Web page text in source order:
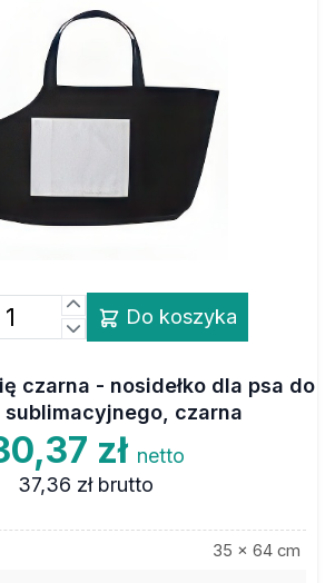
Do koszyka
czarna - nosidełko dla psa do
sublimacyjnego, czarna
zł netto
37,36 zł brutto
35 x 64 cm